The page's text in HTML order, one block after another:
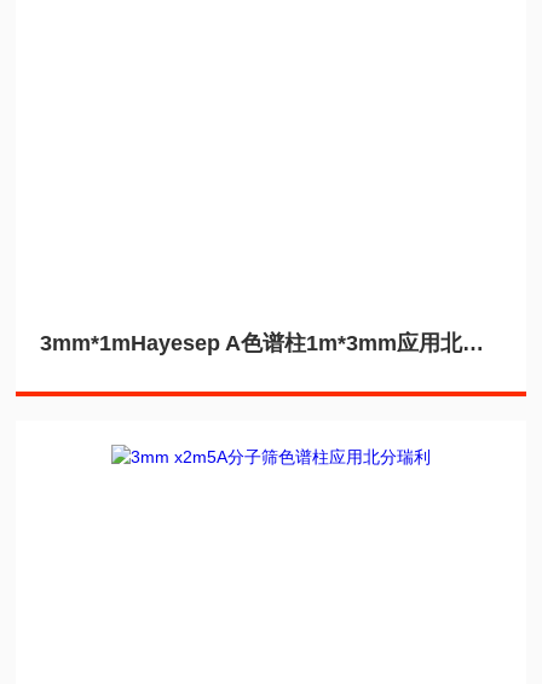
3mm*1mHayesep A色谱柱1m*3mm应用北分瑞利